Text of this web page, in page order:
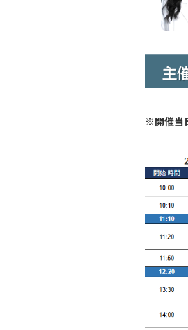
※開催当